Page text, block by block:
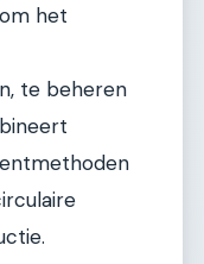
het
te beheren